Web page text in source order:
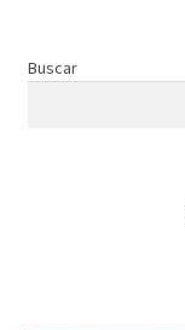
Buscar